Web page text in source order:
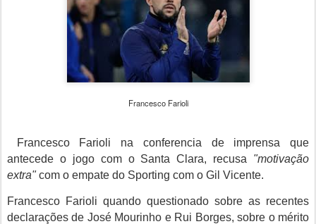
Francesco Farioli
Francesco Farioli na conferencia de imprensa que
antecede o jogo com o Santa Clara, recusa "motivação
extra"com o empate do Sporting com o Gil Vicente.
Francesco Farioli quando questionado sobre as recentes
declarações de José Mourinho e Rui Borges, sobre o mérito